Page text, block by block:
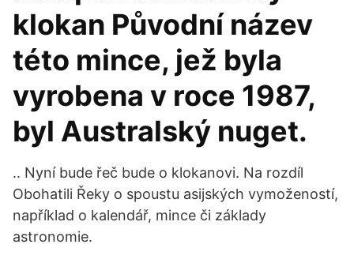
klokan Původní název
této mince, jež byla
vyrobena v roce 1987,
byl Australský nuget.
.. Nyní bude řeč bude o klokanovi. Na rozdíl
Obohatili Řeky o spoustu asijských vymožeností,
například o kalendář, mince či základy
astronomie.